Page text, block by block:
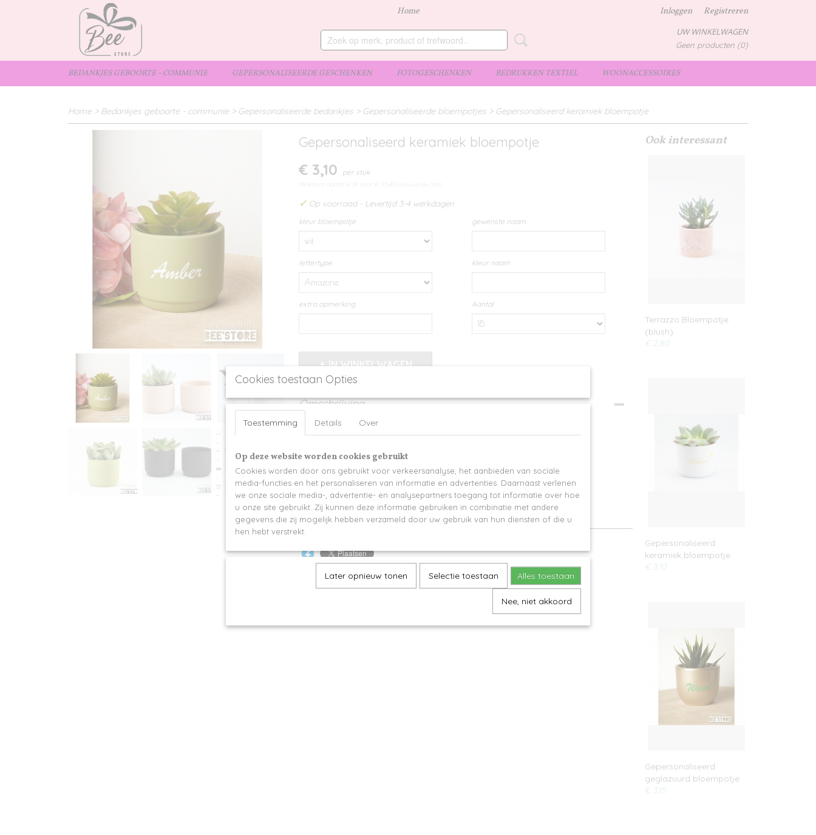
Home Inloggen Registreren
UW WINKELWAGEN
Geen producten (0)
BEDANKJES GEBOORTE - COMMUNIE GEPERSONALISEERDE GESCHENKEN FOTOGESCHENKEN BEDRUKKEN TEXTIEL WOONACCESSOIRES
Home > Bedankjes geboorte - communie > Gepersonaliseerde bedankjes > Gepersonaliseerde bloempotjes > Gepersonaliseerd keramiek bloempotje
Gepersonaliseerd keramiek bloempotje
€ 3,10 per stuk
Minimum aantal is 18 voor € 55,80
✓ Op voorraad - Levertijd 3-4 werkdagen
kleur bloempotje gewenste naam
lettertype kleur naam
extra opmerking Aantal
IN WINKELWAGEN
Omschrijving
Keramiek bloempotje gepersonaliseerd met naam
Hoogte 6cm
exclusief plantje
minimum aantal te bestellen 18 stuks
Ook interessant
Terrazzo Bloempotje
(blush)
€ 2,80
Gepersonaliseerd
keramiek bloempotje
€ 3,10
Gepersonaliseerd
geglazuurd bloempotje
€ 3,15
Cookies toestaan Opties
Toestemming Details Over
Op deze website worden cookies gebruikt
Cookies worden door ons gebruikt voor verkeersanalyse, het aanbieden van sociale
media-functies en het personaliseren van informatie en advertenties. Daarnaast verlenen
we onze sociale media-, advertentie- en analysepartners toegang tot informatie over hoe
u onze site gebruikt. Zij kunnen deze informatie gebruiken in combinatie met andere
gegevens die zij mogelijk hebben verzameld door uw gebruik van hun diensten of die u
hen hebt verstrekt.
Later opnieuw tonen Selectie toestaan Alles toestaan
Nee, niet akkoord